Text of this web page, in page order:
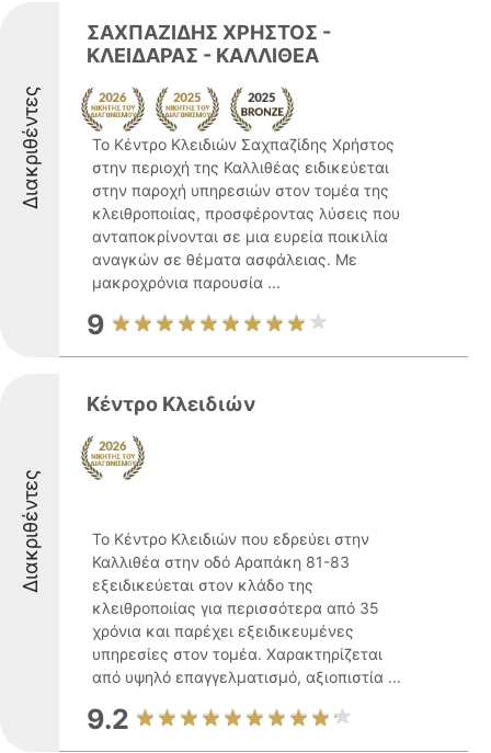
Διακριθέντες
ΣΑΧΠΑΖΙΔΗΣ ΧΡΗΣΤΟΣ -
ΚΛΕΙΔΑΡΑΣ - ΚΑΛΛΙΘΕΑ
Το Κέντρο Κλειδιών Σαχπαζίδης Χρήστος
στην περιοχή της Καλλιθέας ειδικεύεται
στην παροχή υπηρεσιών στον τομέα της
κλειθροποιίας, προσφέροντας λύσεις που
ανταποκρίνονται σε μια ευρεία ποικιλία
αναγκών σε θέματα ασφάλειας. Με
μακροχρόνια παρουσία ...
9
Διακριθέντες
Κέντρο Κλειδιών
Το Κέντρο Κλειδιών που εδρεύει στην
Καλλιθέα στην οδό Αραπάκη 81-83
εξειδικεύεται στον κλάδο της
κλειθροποιίας για περισσότερα από 35
χρόνια και παρέχει εξειδικευμένες
υπηρεσίες στον τομέα. Χαρακτηρίζεται
από υψηλό επαγγελματισμό, αξιοπιστία ...
9.2